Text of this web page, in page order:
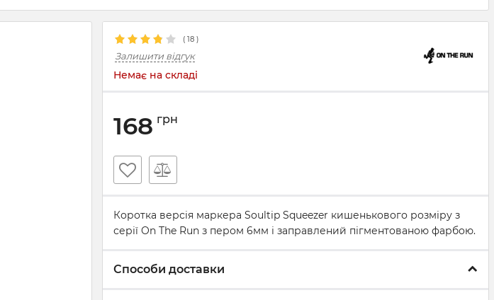
( 18 )
Залишити відгук
Немає на складі
168 грн
Коротка версія маркера Soultip Squeezer кишенькового розміру з
серії On The Run з пером 6мм і заправлений пігментованою фарбою.
Способи доставки